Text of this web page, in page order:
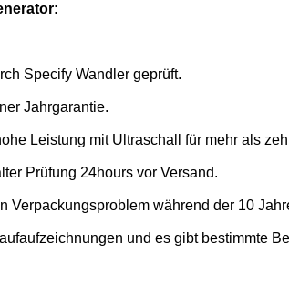
Specify Wandler geprüft.
Jahrgarantie.
Leistung mit Ultraschall für mehr als
Prüfung 24hours vor Versand.
Verpackungsproblem während der 10
und es gibt bestimmte